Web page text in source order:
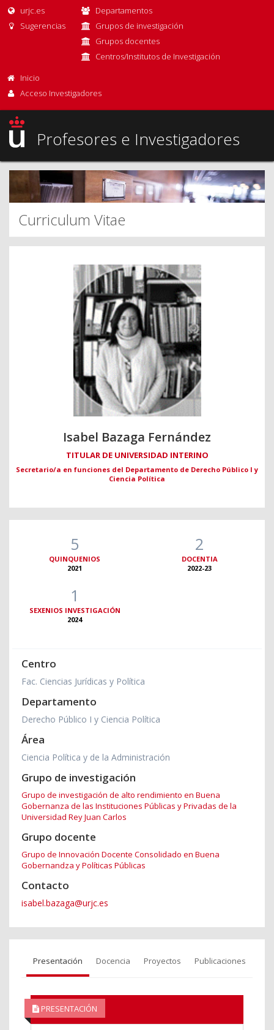
urjc.es
Sugerencias
Departamentos
Grupos de investigación
Grupos docentes
Centros/Institutos de Investigación
Inicio
Acceso Investigadores
Profesores e Investigadores
Curriculum Vitae
Isabel Bazaga Fernández
TITULAR DE UNIVERSIDAD INTERINO
Secretario/a en funciones del Departamento de Derecho Público I y
Ciencia Política
5
QUINQUENIOS
2021
2
DOCENTIA
2022-23
1
SEXENIOS INVESTIGACIÓN
2024
Centro
Fac. Ciencias Jurídicas y Política
Departamento
Derecho Público I y Ciencia Política
Área
Ciencia Política y de la Administración
Grupo de investigación
Grupo de investigación de alto rendimiento en Buena
Gobernanza de las Instituciones Públicas y Privadas de la
Universidad Rey Juan Carlos
Grupo docente
Grupo de Innovación Docente Consolidado en Buena
Gobernandza y Políticas Públicas
Contacto
isabel.bazaga@urjc.es
Presentación Docencia Proyectos Publicaciones
PRESENTACIÓN